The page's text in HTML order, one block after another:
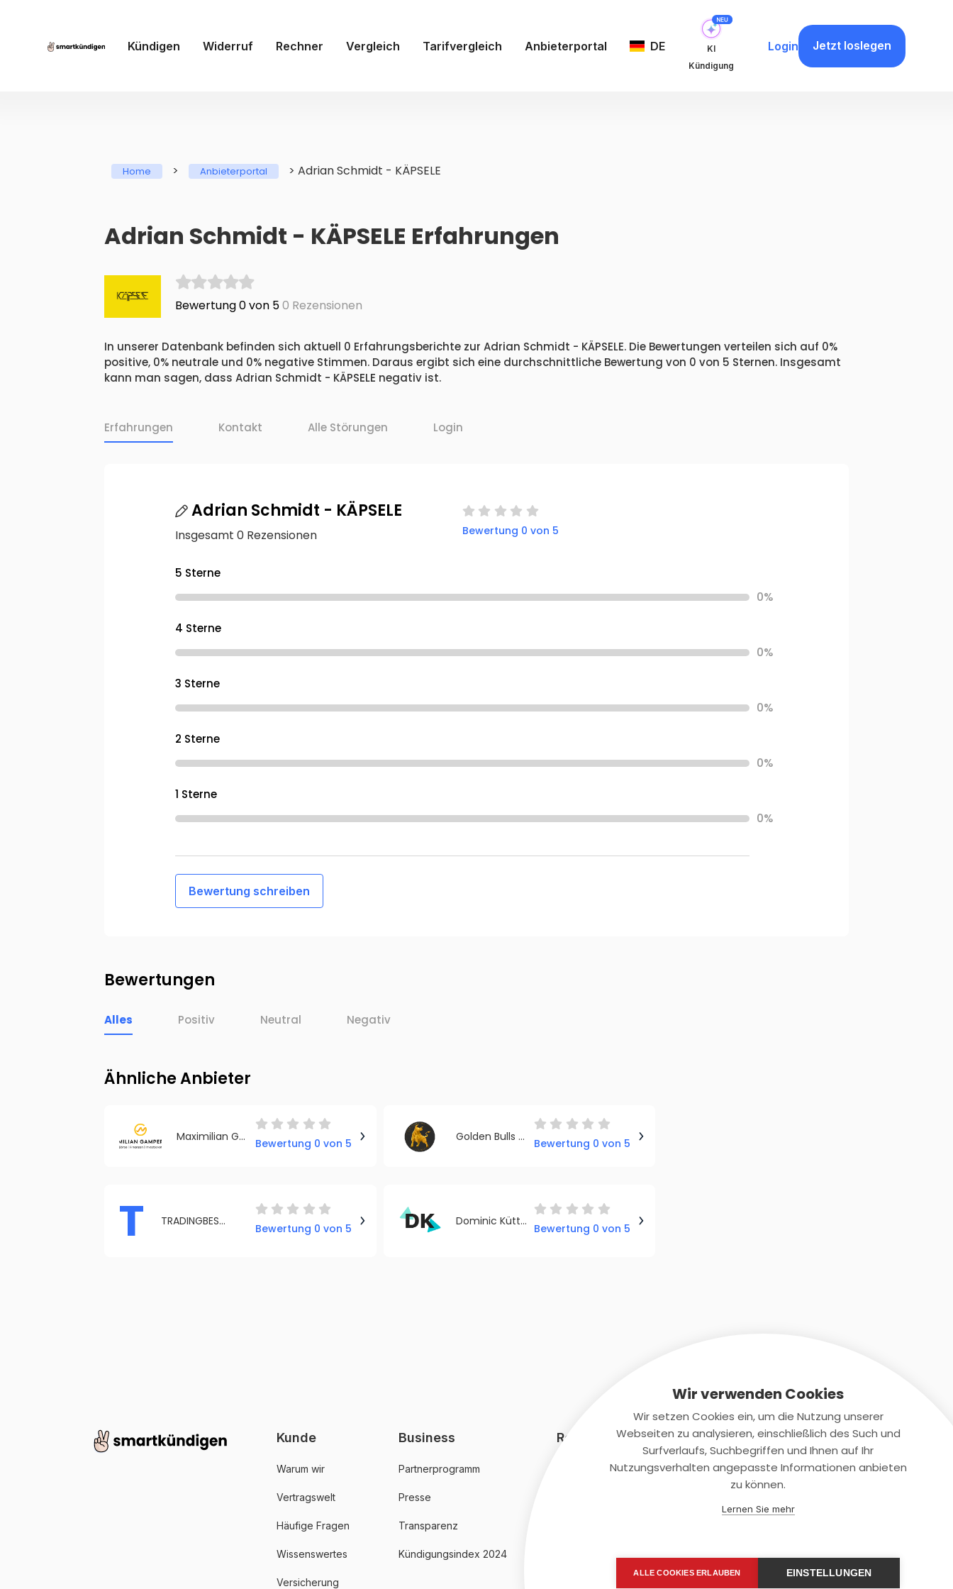
Kündigen Widerruf Rechner Vergleich Tarifvergleich Anbieterportal DE
KI
Kündigung
Login Jetzt loslegen
Home > Anbieterportal > Adrian Schmidt - KÄPSELE
Adrian Schmidt - KÄPSELE Erfahrungen
Bewertung 0 von 50 Rezensionen
In unserer Datenbank befinden sich aktuell 0 Erfahrungsberichte zur Adrian Schmidt - KÄPSELE. Die Bewertungen verteilen sich auf 0%
positive, 0% neutrale und 0% negative Stimmen. Daraus ergibt sich eine durchschnittliche Bewertung von 0 von 5 Sternen. Insgesamt
kann man sagen, dass Adrian Schmidt - KÄPSELE negativ ist.
Erfahrungen Kontakt Alle Störungen Login
Adrian Schmidt - KÄPSELE
Insgesamt 0 Rezensionen Bewertung 0 von 5
5 Sterne
0%
4 Sterne
0%
3 Sterne
0%
2 Sterne
0%
1 Sterne
0%
Bewertung schreiben
Bewertungen
Alles Positiv Neutral Negativ
Ähnliche Anbieter
Maximilian Gamperling
Bewertung 0 von 5
Golden Bulls Club
Bewertung 0 von 5
T TRADINGBEST.DE
Bewertung 0 von 5
Dominic Küttner
Bewertung 0 von 5
Kunde
Warum wir
Vertragswelt
Häufige Fragen
Wissenswertes
Versicherung
Business
Partnerprogramm
Presse
Transparenz
Kündigungsindex 2024
Rechtliches Kontaktiere uns
+(49)2131/708-4280
Wir verwenden Cookies
Wir setzen Cookies ein, um die Nutzung unserer
Webseiten zu analysieren, einschließlich des Such und
Surfverlaufs, Suchbegriffen und Ihnen auf Ihr
Nutzungsverhalten angepasste Informationen anbieten
zu können.
Lernen Sie mehr
ALLE COOKIES ERLAUBEN EINSTELLUNGEN